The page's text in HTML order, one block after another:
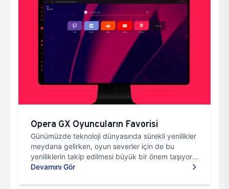
Opera GX Oyuncuların Favorisi
Günümüzde teknoloji dünyasında sürekli yenilikler
meydana gelirken, oyun severler için de bu
yeniliklerin takip edilmesi büyük bir önem taşıyor.
İşte bu yenil...
Devamını Gör